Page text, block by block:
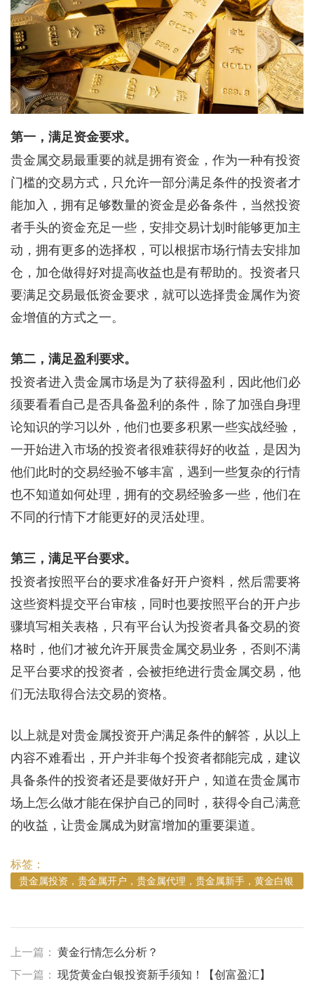
第一，满足资金要求。
贵金属交易最重要的就是拥有资金，作为一种有投资
门槛的交易方式，只允许一部分满足条件的投资者才
能加入，拥有足够数量的资金是必备条件，当然投资
者手头的资金充足一些，安排交易计划时能够更加主
动，拥有更多的选择权，可以根据市场行情去安排加
仓，加仓做得好对提高收益也是有帮助的。投资者只
要满足交易最低资金要求，就可以选择贵金属作为资
金增值的方式之一。
第二，满足盈利要求。
投资者进入贵金属市场是为了获得盈利，因此他们必
须要看看自己是否具备盈利的条件，除了加强自身理
论知识的学习以外，他们也要多积累一些实战经验，
一开始进入市场的投资者很难获得好的收益，是因为
他们此时的交易经验不够丰富，遇到一些复杂的行情
也不知道如何处理，拥有的交易经验多一些，他们在
不同的行情下才能更好的灵活处理。
第三，满足平台要求。
投资者按照平台的要求准备好开户资料，然后需要将
这些资料提交平台审核，同时也要按照平台的开户步
骤填写相关表格，只有平台认为投资者具备交易的资
格时，他们才被允许开展贵金属交易业务，否则不满
足平台要求的投资者，会被拒绝进行贵金属交易，他
们无法取得合法交易的资格。
以上就是对贵金属投资开户满足条件的解答，从以上
内容不难看出，开户并非每个投资者都能完成，建议
具备条件的投资者还是要做好开户，知道在贵金属市
场上怎么做才能在保护自己的同时，获得令自己满意
的收益，让贵金属成为财富增加的重要渠道。
标签：
贵金属投资，贵金属开户，贵金属代理，贵金属新手，黄金白银
上一篇： 黄金行情怎么分析？
下一篇： 现货黄金白银投资新手须知！【创富盈汇】